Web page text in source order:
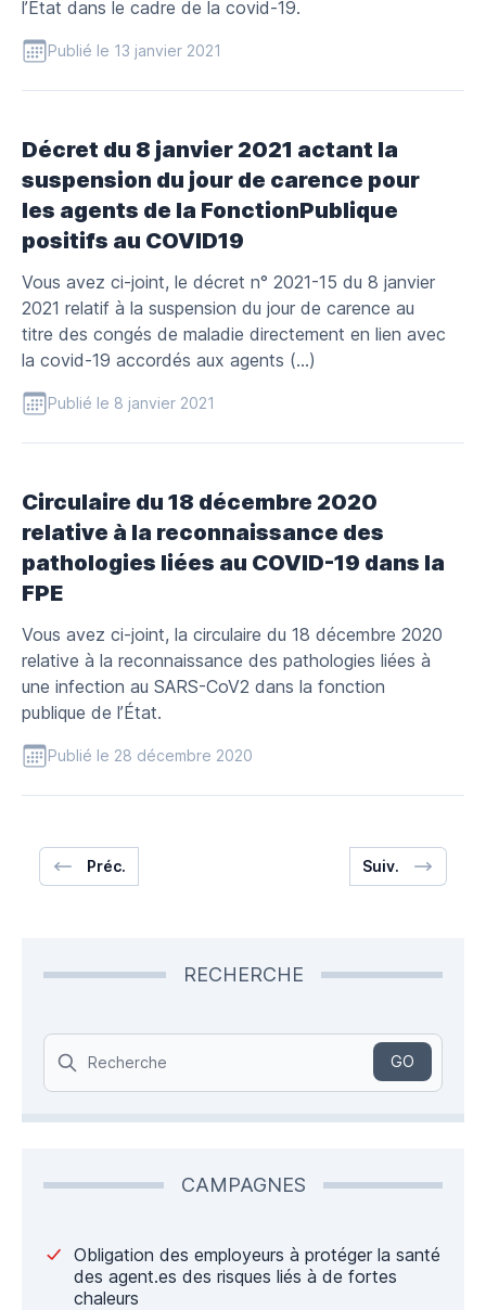
l’Etat dans le cadre de la covid-19.
Publié le 13 janvier 2021
Décret du 8 janvier 2021 actant la
suspension du jour de carence pour
les agents de la FonctionPublique
positifs au COVID19
Vous avez ci-joint, le décret n° 2021-15 du 8 janvier
2021 relatif à la suspension du jour de carence au
titre des congés de maladie directement en lien avec
la covid-19 accordés aux agents (…)
Publié le 8 janvier 2021
Circulaire du 18 décembre 2020
relative à la reconnaissance des
pathologies liées au COVID-19 dans la
FPE
Vous avez ci-joint, la circulaire du 18 décembre 2020
relative à la reconnaissance des pathologies liées à
une infection au SARS-CoV2 dans la fonction
publique de l’État.
Publié le 28 décembre 2020
Préc. Suiv.
RECHERCHE
Search
GO
CAMPAGNES
Obligation des employeurs à protéger la santé
des agent.es des risques liés à de fortes
chaleurs